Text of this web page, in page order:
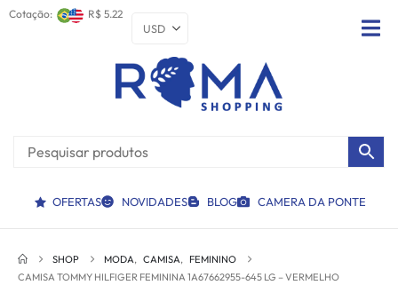
Cotação: R$ 5.22
OFERTAS NOVIDADES BLOG CAMERA DA PONTE
SHOP MODA, CAMISA, FEMININO
CAMISA TOMMY HILFIGER FEMININA 1A67662955-645 LG – VERMELHO